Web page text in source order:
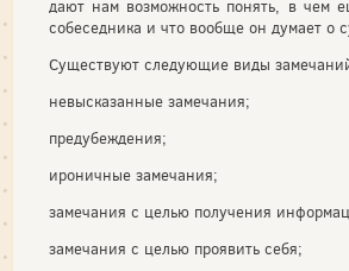
дают нам возможность по­нять, в чем
собеседника и что вообще он думает о
Существуют следующие виды
невысказанные замечания;
предубеждения;
ироничные замечания;
замечания с целью получения
замечания с целью проявить себя;